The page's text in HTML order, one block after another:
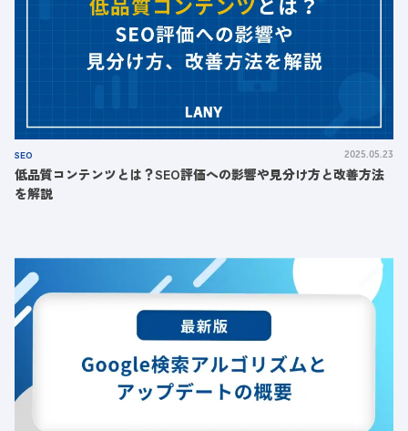
SEO 2025.05.23
低品質コンテンツとは？SEO評価への影響や見分け方と改善方法
を解説